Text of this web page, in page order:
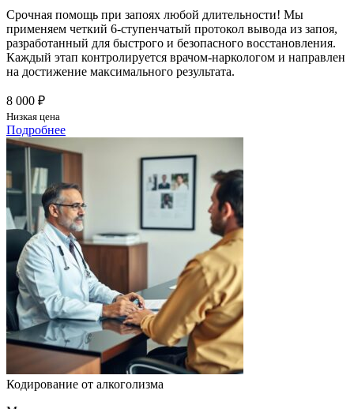
Срочная помощь при запоях любой длительности! Мы
применяем четкий 6-ступенчатый протокол вывода из запоя,
разработанный для быстрого и безопасного восстановления.
Каждый этап контролируется врачом-наркологом и направлен
на достижение максимального результата.
8 000 ₽
Низкая цена
Подробнее
Кодирование от алкоголизма